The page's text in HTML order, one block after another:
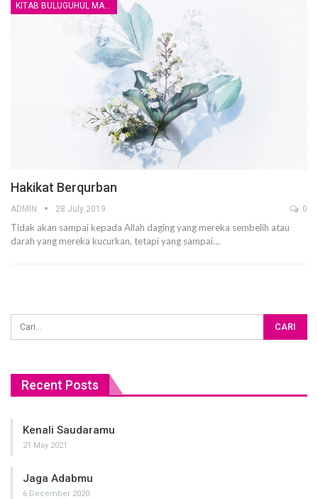
KITAB BULUGUHUL MARAM
Hakikat Berqurban
ADMIN 28 July 2019 0
Tidak akan sampai kepada Allah daging yang mereka sembelih atau
darah yang mereka kucurkan, tetapi yang sampai…
Recent Posts
Kenali Saudaramu
21 May 2021
Jaga Adabmu
6 December 2020